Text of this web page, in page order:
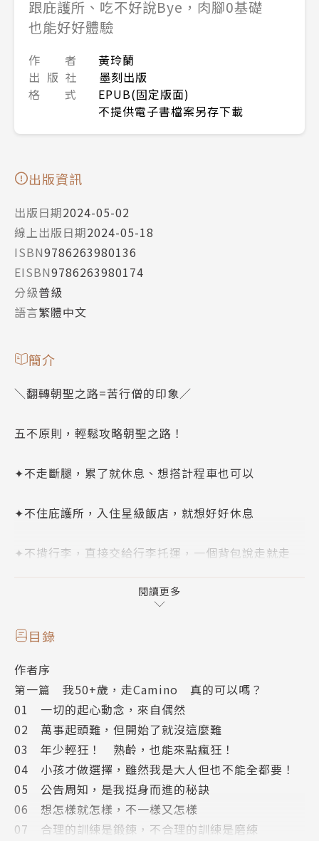
跟庇護所、吃不好說Bye，肉腳0基礎
也能好好體驗
作 者
黃玲蘭
出 版 社
墨刻出版
格 式
EPUB(固定版面)
不提供電子書檔案另存下載
出版資訊
出版日期2024-05-02
線上出版日期2024-05-18
ISBN9786263980136
EISBN9786263980174
分級普級
語言繁體中文
簡介
＼翻轉朝聖之路=苦行僧的印象／
五不原則，輕鬆攻略朝聖之路！
✦不走斷腿，累了就休息、想搭計程車也可以
✦不住庇護所，入住星級飯店，就想好好休息
✦不揹行李，直接交給行李托運，一個背包說走就走
✦不自己煮飯，走進餐廳，享受在地美食
✦不走馬看花，停留喜愛的城市，盡情觀光
【本書特色】
1. 朝聖之路不再是年輕人的專利，第一本熟齡者朝聖
之路專書
2. 運動肉腳、零健行經驗者也ok，用最輕鬆省力、不
勉強的方式走完全程
3. 遊記心得＋旅遊資訊，兼具故事性和實用性，還有
旅伴K先生補充的小專欄，增添了不少趣味性
閱讀更多
目錄
作者序
第一篇 我50+歲，走Camino 真的可以嗎？
01 一切的起心動念，來自偶然
02 萬事起頭難，但開始了就沒這麼難
03 年少輕狂！ 熟齡，也能來點瘋狂！
04 小孩才做選擇，雖然我是大人但也不能全都要！
05 公告周知，是我挺身而進的秘訣
06 想怎樣就怎樣，不一樣又怎樣
07 合理的訓練是鍛鍊，不合理的訓練是磨練